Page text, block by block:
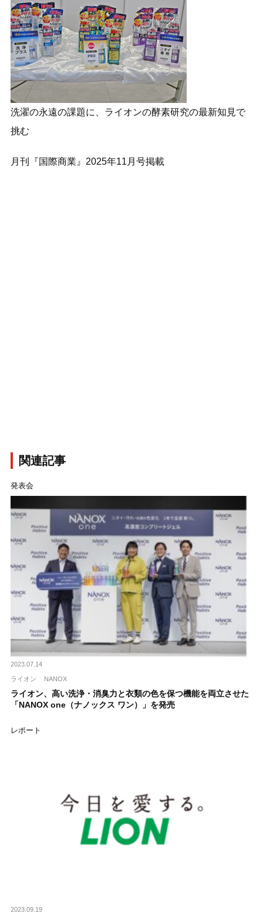
洗濯の永遠の課題に、ライオンの酵素研究の最新知見で
挑む
月刊『国際商業』2025年11月号掲載
関連記事
発表会
2023.07.14
ライオン NANOX
ライオン、高い洗浄・消臭力と衣類の色を保つ機能を両立させた
「NANOX one（ナノックス ワン）」を発売
レポート
2023.09.19